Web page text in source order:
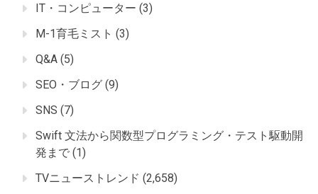
IT・コンピューター (3)
M-1育毛ミスト (3)
Q&A (5)
SEO・ブログ (9)
SNS (7)
Swift 文法から関数型プログラミング・テスト駆動開
発まで (1)
TVニューストレンド (2,658)